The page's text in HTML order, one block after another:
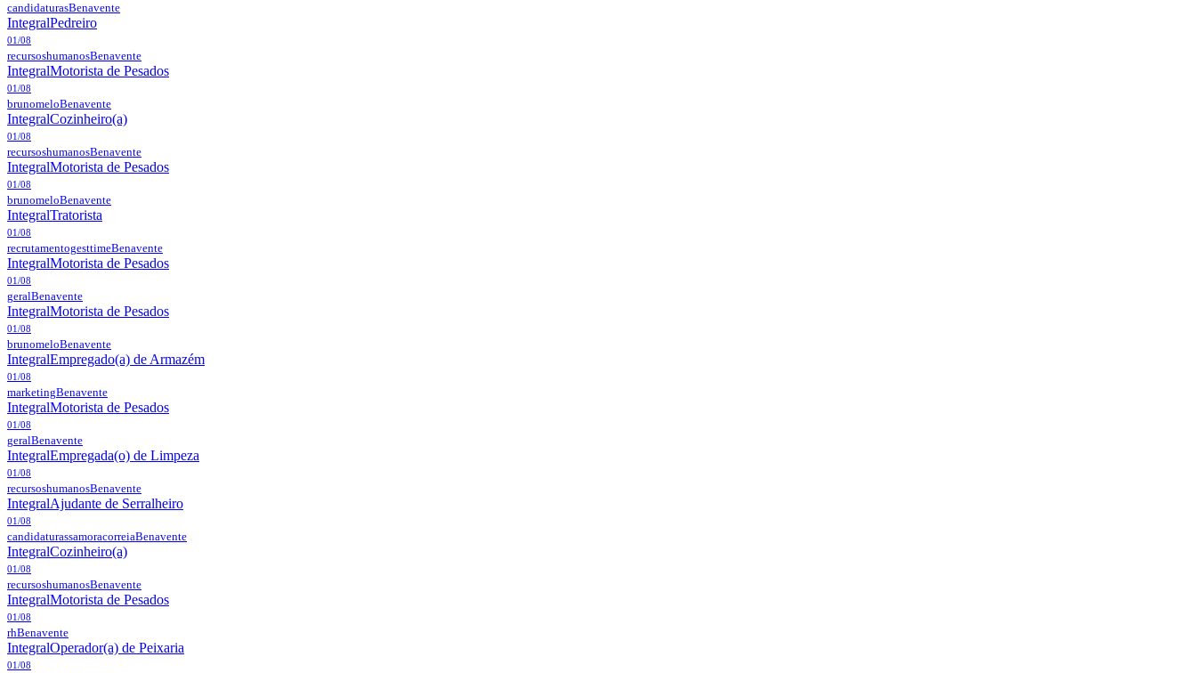
candidaturasBenavente
IntegralPedreiro
01/08
recursoshumanosBenavente
IntegralMotorista de Pesados
01/08
brunomeloBenavente
IntegralCozinheiro(a)
01/08
recursoshumanosBenavente
IntegralMotorista de Pesados
01/08
brunomeloBenavente
IntegralTratorista
01/08
recrutamentogesttimeBenavente
IntegralMotorista de Pesados
01/08
geralBenavente
IntegralMotorista de Pesados
01/08
brunomeloBenavente
IntegralEmpregado(a) de Armazém
01/08
marketingBenavente
IntegralMotorista de Pesados
01/08
geralBenavente
IntegralEmpregada(o) de Limpeza
01/08
recursoshumanosBenavente
IntegralAjudante de Serralheiro
01/08
candidaturassamoracorreiaBenavente
IntegralCozinheiro(a)
01/08
recursoshumanosBenavente
IntegralMotorista de Pesados
01/08
rhBenavente
IntegralOperador(a) de Peixaria
01/08